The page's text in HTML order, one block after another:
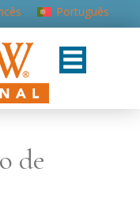
Português
de